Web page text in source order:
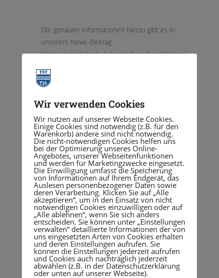
Die genauen Informationen hierzu gibt es in
unserem News-Beitrag
https://tsgrohrbach.de/sportabzeichenabnahme-
DATUM
Okt. 08 2022
Vorbei!
UHRZEIT
10:00 - 14:00
VERANSTALTUNGSORT
Erlenweg 26, 69124
Heidelberg
Wir verwenden Cookies
Wir nutzen auf unserer Webseite Cookies.
Einige Cookies sind notwendig (z.B. für den
Warenkorb) andere sind nicht notwendig.
Die nicht-notwendigen Cookies helfen uns
bei der Optimierung unseres Online-
Angebotes, unserer Webseitenfunktionen
und werden für Marketingzwecke eingesetzt.
Die Einwilligung umfasst die Speicherung
von Informationen auf Ihrem Endgerät, das
Auslesen personenbezogener Daten sowie
deren Verarbeitung. Klicken Sie auf „Alle
akzeptieren“, um in den Einsatz von nicht
notwendigen Cookies einzuwilligen oder auf
„Alle ablehnen“, wenn Sie sich anders
entscheiden. Sie können unter „Einstellungen
verwalten“ detaillierte Informationen der von
uns eingesetzten Arten von Cookies erhalten
und deren Einstellungen aufrufen. Sie
können die Einstellungen jederzeit aufrufen
und Cookies auch nachträglich jederzeit
abwählen (z.B. in der Datenschutzerklärung
oder unten auf unserer Webseite).